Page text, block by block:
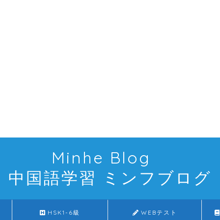
Minhe Blog
中国語学習 ミンフブログ
HSK1-6級 WEBテスト